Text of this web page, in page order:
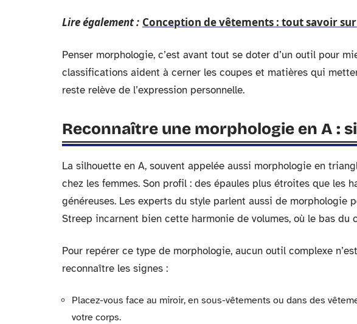
Lire également : Conception de vêtements : tout savoir
Penser morphologie, c’est avant tout se doter d’un outil pour
classifications aident à cerner les coupes et matières qui
reste relève de l’expression personnelle.
Reconnaître une morphologie en A :
La silhouette en A, souvent appelée aussi morphologie en
chez les femmes. Son profil : des épaules plus étroites que les
généreuses. Les experts du style parlent aussi de morphologie
Streep incarnent bien cette harmonie de volumes, où le bas
Pour repérer ce type de morphologie, aucun outil complexe
reconnaître les signes :
Placez-vous face au miroir, en sous-vêtements ou dans des
votre corps.